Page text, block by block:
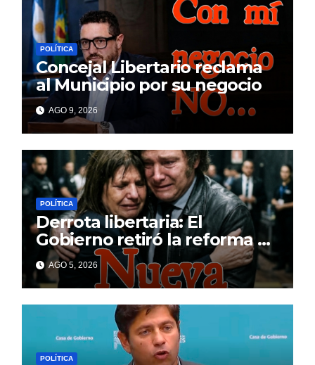
POLÍTICA
Concejal Libertario reclama
al Municipio por su negocio
AGO 9, 2026
POLÍTICA
Derrota libertaria: El
Gobierno retiró la reforma a
la Ley de Tierras en el
Senado
AGO 5, 2026
POLÍTICA